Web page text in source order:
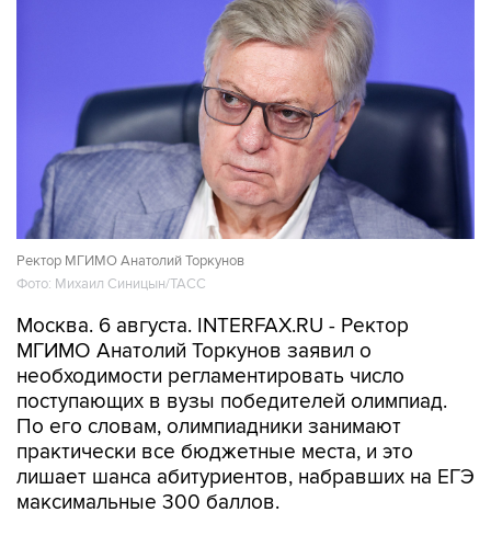
Ректор МГИМО Анатолий Торкунов
Фото: Михаил Синицын/ТАСС
Москва. 6 августа. INTERFAX.RU - Ректор
МГИМО Анатолий Торкунов заявил о
необходимости регламентировать число
поступающих в вузы победителей олимпиад.
По его словам, олимпиадники занимают
практически все бюджетные места, и это
лишает шанса абитуриентов, набравших на ЕГЭ
максимальные 300 баллов.